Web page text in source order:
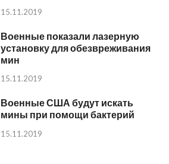
15.11.2019
Военные показали лазерную
установку для обезвреживания
мин
15.11.2019
Военные США будут искать
мины при помощи бактерий
15.11.2019